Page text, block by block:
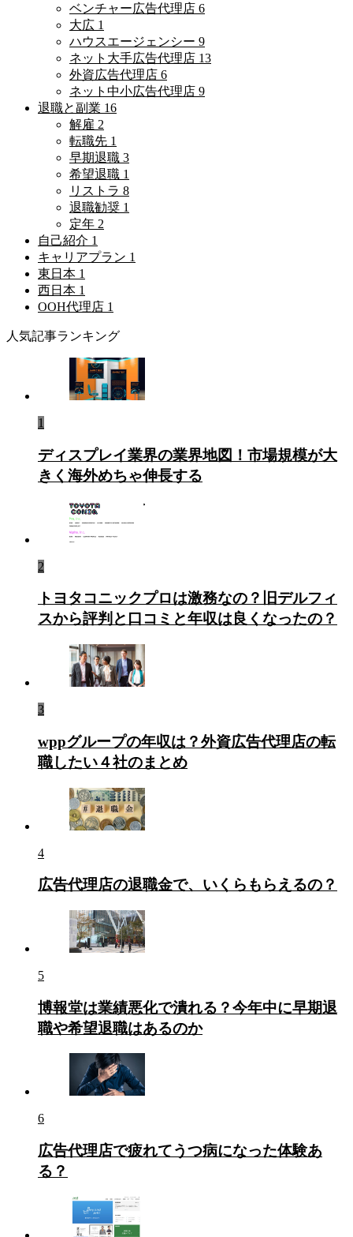
ベンチャー広告代理店 6
大広 1
ハウスエージェンシー 9
ネット大手広告代理店 13
外資広告代理店 6
ネット中小広告代理店 9
退職と副業 16
解雇 2
転職先 1
早期退職 3
希望退職 1
リストラ 8
退職勧奨 1
定年 2
自己紹介 1
キャリアプラン 1
東日本 1
西日本 1
OOH代理店 1
人気記事ランキング
1
ディスプレイ業界の業界地図！市場規模が大
きく海外めちゃ伸長する
2
トヨタコニックプロは激務なの？旧デルフィ
スから評判と口コミと年収は良くなったの？
3
wppグループの年収は？外資広告代理店の転
職したい４社のまとめ
4
広告代理店の退職金で、いくらもらえるの？
5
博報堂は業績悪化で潰れる？今年中に早期退
職や希望退職はあるのか
6
広告代理店で疲れてうつ病になった体験あ
る？